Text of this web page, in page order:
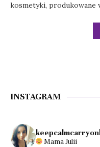
kosmetyki, produkowane
INSTAGRAM
Mama Julii